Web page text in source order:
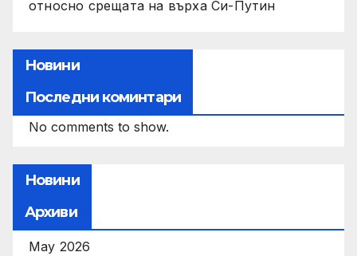
относно срещата на върха Си-Путин
Новини
Последни коминтари
No comments to show.
Новини
Архиви
May 2026